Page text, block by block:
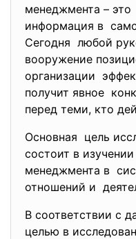
менеджмента – это
информация в
Сегодня любой
вооружение
организации
получит явное
перед теми, кто
Основная цель
состоит в
менеджмента в
отношений и
В соответствии с
целью в